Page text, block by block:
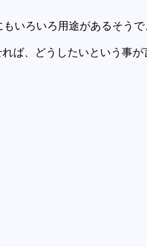
もいろいろ用途があるそうで
ば、どうしたいという事が